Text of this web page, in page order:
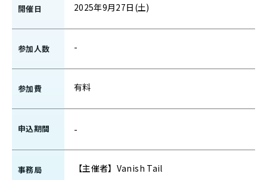
開催日 2025年9月27日(土)
参加人数 -
参加費 有料
申込期間 -
事務局 【主催者】Vanish Tail